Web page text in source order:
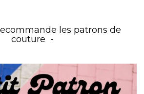
les patrons de
couture